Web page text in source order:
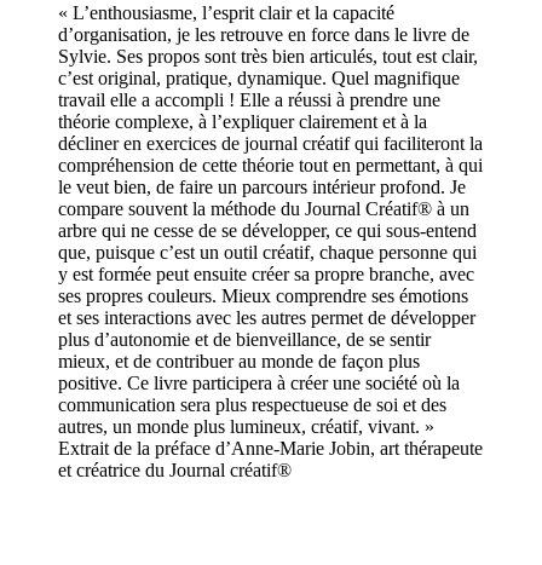
« L’enthousiasme, l’esprit clair et la capacité
d’organisation, je les retrouve en force dans le livre de
Sylvie. Ses propos sont très bien articulés, tout est clair,
c’est original, pratique, dynamique. Quel magnifique
travail elle a accompli ! Elle a réussi à prendre une
théorie complexe, à l’expliquer clairement et à la
décliner en exercices de journal créatif qui faciliteront la
compréhension de cette théorie tout en permettant, à qui
le veut bien, de faire un parcours intérieur profond. Je
compare souvent la méthode du Journal Créatif® à un
arbre qui ne cesse de se développer, ce qui sous-entend
que, puisque c’est un outil créatif, chaque personne qui
y est formée peut ensuite créer sa propre branche, avec
ses propres couleurs. Mieux comprendre ses émotions
et ses interactions avec les autres permet de développer
plus d’autonomie et de bienveillance, de se sentir
mieux, et de contribuer au monde de façon plus
positive. Ce livre participera à créer une société où la
communication sera plus respectueuse de soi et des
autres, un monde plus lumineux, créatif, vivant. »
Extrait de la préface d’Anne-Marie Jobin, art thérapeute
et créatrice du Journal créatif®